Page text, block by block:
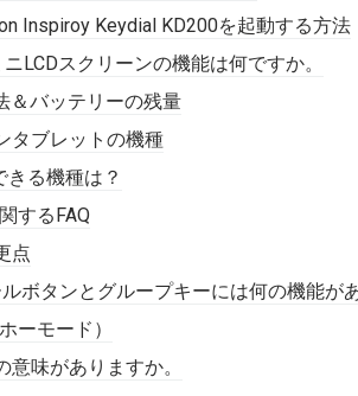
Inspiroy Keydial KD200を起動する方法
LCDスクリーンの機能は何ですか。
＆バッテリーの残量
タブレットの機種
る機種は？
するFAQ
点
ボタンとグループキーには何の機能が
ーモード）
味がありますか。